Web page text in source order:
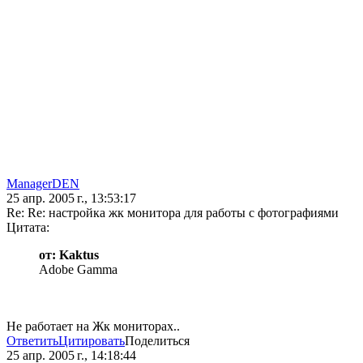
ManagerDEN
25 апр. 2005 г., 13:53:17
Re: Re: настройка жк монитора для работы с фотографиями
Цитата:
от: Kaktus
Adobe Gamma
Не работает на Жк мониторах..
ОтветитьЦитироватьПоделиться
25 апр. 2005 г., 14:18:44